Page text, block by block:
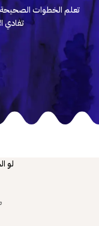
تعلم الخطوات
تفادي
لو